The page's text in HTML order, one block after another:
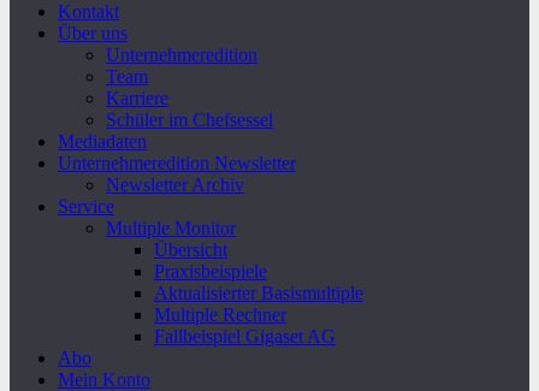
Kontakt
Über uns
Unternehmeredition
Team
Karriere
Schüler im Chefsessel
Mediadaten
Unternehmeredition Newsletter
Newsletter Archiv
Service
Multiple Monitor
Übersicht
Praxisbeispiele
Aktualisierter Basismultiple
Multiple Rechner
Fallbeispiel Gigaset AG
Abo
Mein Konto